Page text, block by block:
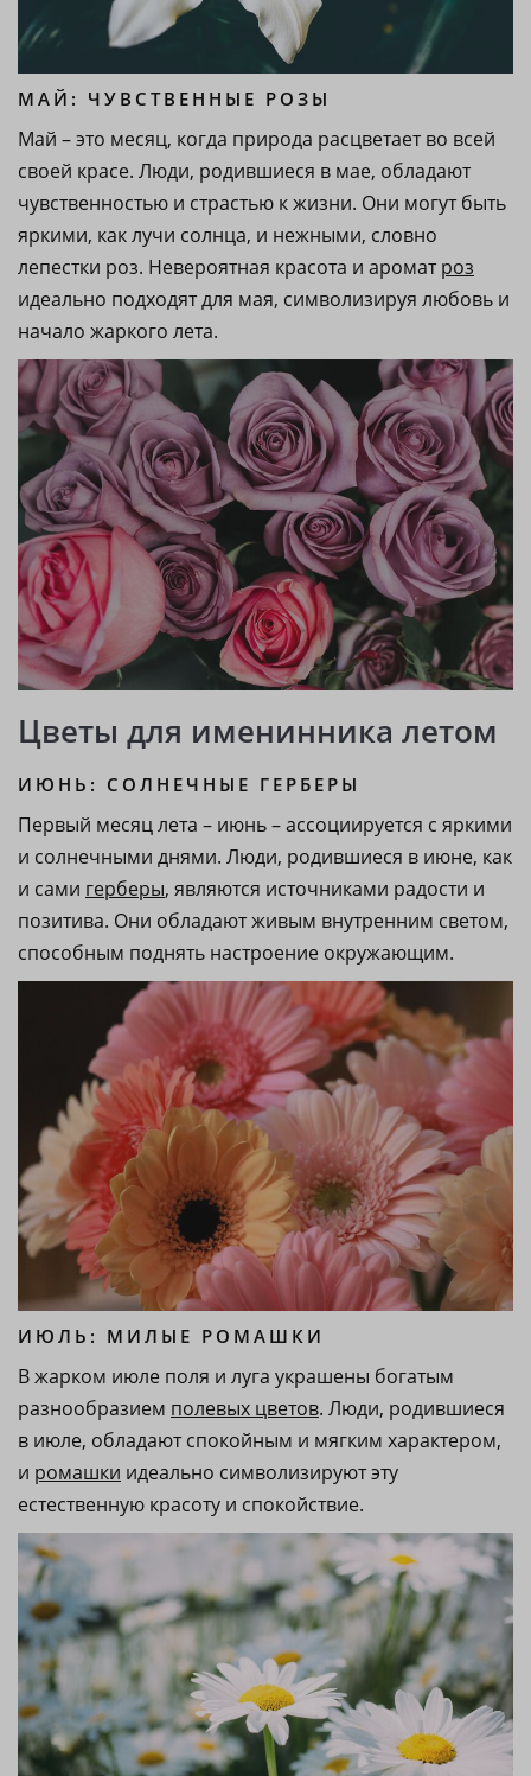
МАЙ: ЧУВСТВЕННЫЕ РОЗЫ
Май – это месяц, когда природа расцветает во всей
своей красе. Люди, родившиеся в мае, обладают
чувственностью и страстью к жизни. Они могут быть
яркими, как лучи солнца, и нежными, словно
лепестки роз. Невероятная красота и ароматроз
идеально подходят для мая, символизируя любовь и
начало жаркого лета.
Цветы для именинника летом
ИЮНЬ: СОЛНЕЧНЫЕ ГЕРБЕРЫ
Первый месяц лета – июнь – ассоциируется с яркими
и солнечными днями. Люди, родившиеся в июне, как
и сами герберы, являются источниками радости и
позитива. Они обладают живым внутренним светом,
способным поднять настроение окружающим.
ИЮЛЬ: МИЛЫЕ РОМАШКИ
В жарком июле поля и луга украшены богатым
разнообразием полевых цветов. Люди, родившиеся
в июле, обладают спокойным и мягким характером,
и ромашки идеально символизируют эту
естественную красоту и спокойствие.